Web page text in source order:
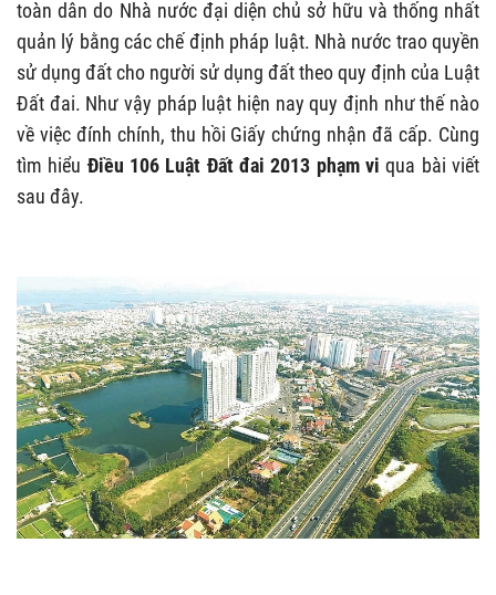
toàn dân do Nhà nước đại diện chủ sở hữu và thống nhất
quản lý bằng các chế định pháp luật. Nhà nước trao quyền
sử dụng đất cho người sử dụng đất theo quy định của Luật
Đất đai. Như vậy pháp luật hiện nay quy định như thế nào
về việc đính chính, thu hồi Giấy chứng nhận đã cấp. Cùng
tìm hiểu Điều 106 Luật Đất đai 2013 phạm viqua bài viết
sau đây.